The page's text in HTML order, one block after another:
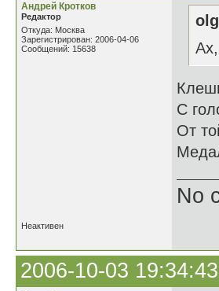
Андрей Кротков
Редактор
Откуда: Москва
Зарегистрирован: 2006-04-06
Сообщений: 15638
С
От
No
Неактивен
2006-10-03 19:34:43